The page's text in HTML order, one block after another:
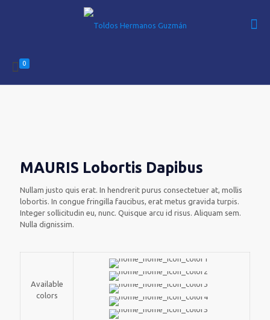
0
MAURIS Lobortis Dapibus
Nullam justo quis erat. In hendrerit purus consectetuer at, mollis
lobortis. In congue fringilla faucibus, erat metus gravida turpis.
Integer sollicitudin eu, nunc. Quisque arcu id risus. Aliquam sem.
Nulla dignissim.
Available
colors